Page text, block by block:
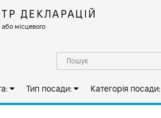
ДЕКЛАРАЦІЙ
місцевого
Тип посади: Категорія посади: